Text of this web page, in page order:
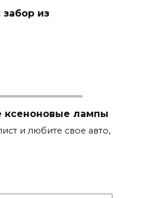
забор из
ксеноновые лампы
и любите свое авто,